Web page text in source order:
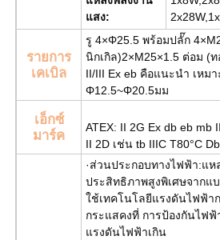
แสง:
รายการ
เคเบิล
รู 4×Φ25.5 พร้อมปลั๊ก
นิกเกิล)2×M25×1.5 ต่อม (ท
II/III Ex eb คือแนะนำ เหม
Φ12.5~Φ20.5มม
เอ็กซ์
มาร์ค
ATEX: II 2G Ex db eb mb
II 2D เช่น tb IIIC T80°C
·ส่วนประกอบทางไฟฟ้า:แ
ประสิทธิภาพสูงพิเศษจากแ
ใช้เทคโนโลยีแรงดันไฟฟ้า
กระแสคงที่ การป้องกันไฟ
แรงดันไฟฟ้าเกิน